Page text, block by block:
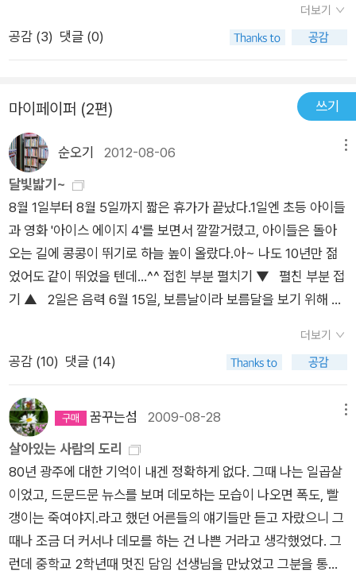
는 것으로는 삶의 이유, 존재 의식, 인정 욕구의 결핍 등이 있다.
또 하나, 희망의 결핍. 아래는 읽으면서 대충 정리한 것들. 곡두
이들은 운동장 양켠으로 갈라져 있는 두 패의 사람들을, 그리고
그들을 명확하게 두 동강이로 나누어놓은 가느다랗고 길다란 새
끼줄을 먼발치에서 숨을 죽이며 지켜보고 있었다. 그들 모두는 불
과 서너 시간 전까지만 해도 조성대대로부터 물려받은 이 작은 마
을에서 아침 저녁으로 서로 얼굴을 맞대고 살아온 순박하고 평범
할 뿐인 사람들이었다. 그런 사람들을 지금 이 순간 두 개의 전혀
판이한 운명으로 나눠놓은 것이 고작 그 가늘고 볼품없이 만들어
진 지푸라기 새끼줄 몇 가닥이었다는 사실은 얼핏 믿기지가 않았
다. 그 두 집단의 사람들을 분단시켜놓고 있는 새끼줄과 새끼줄
사이의 공간이라고 해야 겨우 스무 발짝도 채 못 되는 거리였지만
다. 그리고 그 두 패거리의 사람들이 각각 형성하고 있는 두 개의
완고한 덩어리는 흡사 거대한 해협을 사이에 둔 채 적의에 불타는
눈으로 서로 노려보며 끝끝내 버티어 서 있는 두 개의 검은 대륙
과도 같아 보였다.' 그들의 새벽 : 새벽마다 잠을 깨우는 의문의 2
층 발자국 소리. 불안과 부끄러움. 아버지의 땅 : 전쟁 때 지리산
으로 입산하여 돌아오지 않은 아버지. 그리고 그런 아버지를 25
년간 기다려온 어머니. 사평역 : 역장이 홀로 남은 여자를 위해
난로에 톱밥을 채우듯, 딱 난로의 열기만큼 마음이 훈훈해지는 이
야기. '중년 사내에겐 산다는 일이 그저 벽돌담 같은 것이라고 여
겨진다. 햇볕도 바람도 흘러들지 않는 폐쇄된 공간. 그곳엔 시간
마저도 아무런 흔적을 남기지 않는다. 마치 이 작은 산골 간이역
더보기
공감 (3) 댓글 (0)
마이페이퍼 (2편) 쓰기
순오기 2012-08-06
달빛밟기~
8월 1일부터 8월 5일까지 짧은 휴가가 끝났다.1일엔 초등 아이들
과 영화 '아이스 에이지 4'를 보면서 깔깔거렸고, 아이들은 돌아
오는 길에 콩콩이 뛰기로 하늘 높이 올랐다.아~ 나도 10년만 젊
었어도 같이 뛰었을 텐데...^^ 접힌 부분 펼치기 ▼ 펼친 부분 접
기 ▲ 2일은 음력 6월 15일, 보름날이라 보름달을 보기 위해 담
개로 이뤄진 환상적인 달맞이!아~ 얼마나 장관이던지... 디카에
는 제대로 담을 수 없어서 안타까웠다.분위기를 전하기 위해 일부
처럼<달님 안녕>손내밀어 인사하고 싶었고, 백희나의 <달샤베
트>가 먹고 싶었고... 마거릿 와이즈 브라운의<달님이 성큼 내
려와> 밝혀주어 좋았고, 돌아오는 길엔 <잘자요 달님>처럼굿
나잇 인사를 했다. 습지 건너편 마을 뒤로는 불태산 병풍산, 추
월산까지 보인다. 달빛을 받으며 음악회도 열고~ 옥수수와
감자를 먹으며 시낭송에 귀 기울이는 밤, 우린 모두 행복했다~~
~ 동그랗게 떠오른 달님은 우리가 걷는대로 대나무 숲 사이에
서 숨바꼭질하고 하늘의 달님과 강물에 비친 달님, 술잔을 기울이
더보기
공감 (10) 댓글 (14)
꿈꾸는섬 2009-08-28
살아있는 사람의 도리
80년 광주에 대한 기억이 내겐 정확하게 없다. 그때 나는 일곱살
이었고, 드문드문 뉴스를 보며 데모하는 모습이 나오면 폭도, 빨
갱이는 죽여야지.라고 했던 어른들의 얘기들만 듣고 자랐으니 그
때나 조금 더 커서나 데모를 하는 건 나쁜 거라고 생각했었다. 그
런데 중학교 2학년때 멋진 담임 선생님을 만났었고 그분을 통해